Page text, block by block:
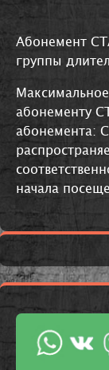
Абонемент
группы
абонементу
абонемента:
начала